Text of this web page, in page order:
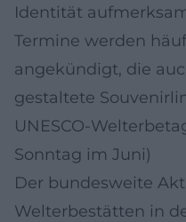
Identität
Termine werden
angekündigt, die
gestaltete
UNESCO-
Sonntag im Juni)
Der bundesweite
Welterbestätten in